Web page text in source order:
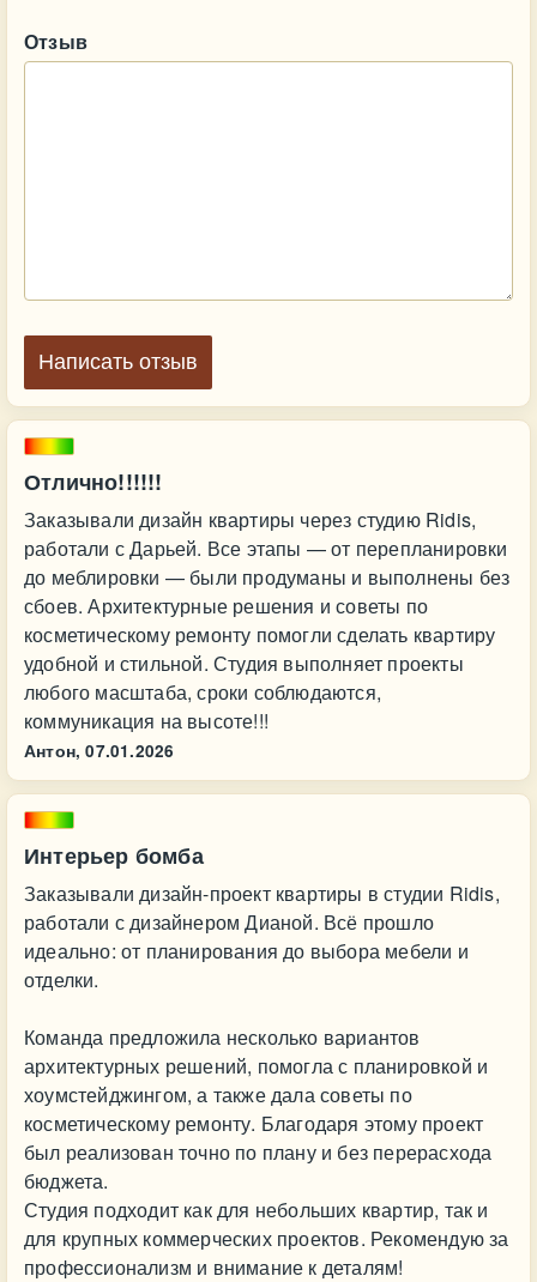
Отлично!!!!!!
Заказывали дизайн квартиры через студию Ridis,
работали с Дарьей. Все этапы — от перепланировки
до меблировки — были продуманы и выполнены без
сбоев. Архитектурные решения и советы по
косметическому ремонту помогли сделать квартиру
удобной и стильной. Студия выполняет проекты
любого масштаба, сроки соблюдаются,
коммуникация на высоте!!!
Антон, 07.01.2026
Интерьер бомба
Заказывали дизайн-проект квартиры в студии Ridis,
работали с дизайнером Дианой. Всё прошло
идеально: от планирования до выбора мебели и
отделки.
Команда предложила несколько вариантов
архитектурных решений, помогла с планировкой и
хоумстейджингом, а также дала советы по
косметическому ремонту. Благодаря этому проект
был реализован точно по плану и без перерасхода
бюджета.
Студия подходит как для небольших квартир, так и
для крупных коммерческих проектов. Рекомендую за
профессионализм и внимание к деталям!
Отзыв
Написать отзыв